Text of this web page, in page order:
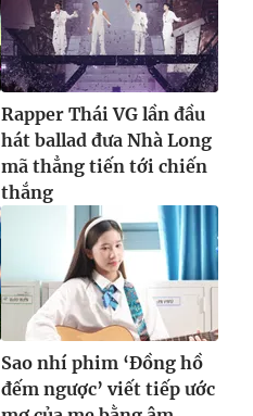
Rapper Thái VG lần đầu
hát ballad đưa Nhà Long
mã thẳng tiến tới chiến
thắng
Sao nhí phim ‘Đồng hồ
đếm ngược’ viết tiếp ước